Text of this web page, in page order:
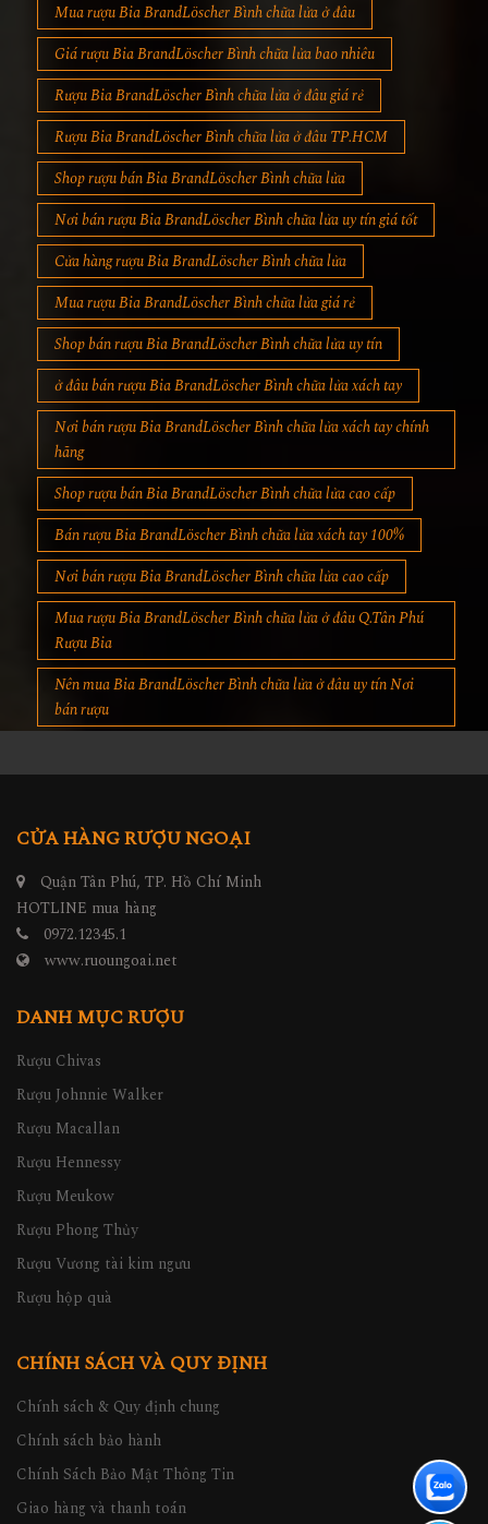
Mua rượu Bia BrandLöscher Bình chữa lửa ở đâu
Giá rượu Bia BrandLöscher Bình chữa lửa bao nhiêu
Rượu Bia BrandLöscher Bình chữa lửa ở đâu giá rẻ
Rượu Bia BrandLöscher Bình chữa lửa ở đâu TP.HCM
Shop rượu bán Bia BrandLöscher Bình chữa lửa
Nơi bán rượu Bia BrandLöscher Bình chữa lửa uy tín giá tốt
Cửa hàng rượu Bia BrandLöscher Bình chữa lửa
Mua rượu Bia BrandLöscher Bình chữa lửa giá rẻ
Shop bán rượu Bia BrandLöscher Bình chữa lửa uy tín
ở đâu bán rượu Bia BrandLöscher Bình chữa lửa xách tay
Nơi bán rượu Bia BrandLöscher Bình chữa lửa xách tay chính
hãng
Shop rượu bán Bia BrandLöscher Bình chữa lửa cao cấp
Bán rượu Bia BrandLöscher Bình chữa lửa xách tay 100%
Nơi bán rượu Bia BrandLöscher Bình chữa lửa cao cấp
Mua rượu Bia BrandLöscher Bình chữa lửa ở đâu Q.Tân Phú
Rượu Bia
Nên mua Bia BrandLöscher Bình chữa lửa ở đâu uy tín Nơi
bán rượu
CỬA HÀNG RƯỢU NGOẠI
Quận Tân Phú, TP. Hồ Chí Minh
HOTLINE mua hàng
0972.12345.1
www.ruoungoai.net
DANH MỤC RƯỢU
Rượu Chivas
Rượu Johnnie Walker
Rượu Macallan
Rượu Hennessy
Rượu Meukow
Rượu Phong Thủy
Rượu Vương tài kim ngưu
Rượu hộp quà
CHÍNH SÁCH VÀ QUY ĐỊNH
Chính sách & Quy định chung
Chính sách bảo hành
Chính Sách Bảo Mật Thông Tin
Giao hàng và thanh toán